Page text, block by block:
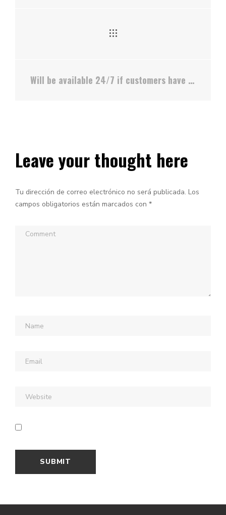
Will be available 24/7 if customers have problems
Leave your thought here
Tu dirección de correo electrónico no será publicada. Los
campos obligatorios están marcados con *